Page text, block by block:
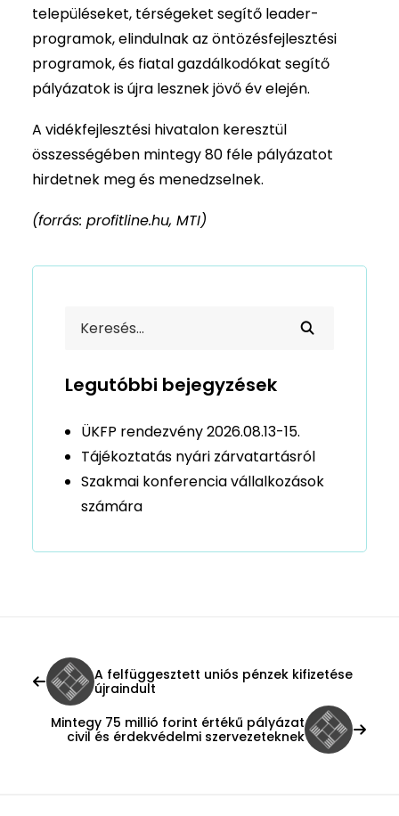
településeket, térségeket segítő leader-
programok, elindulnak az öntözésfejlesztési
programok, és fiatal gazdálkodókat segítő
pályázatok is újra lesznek jövő év elején.
A vidékfejlesztési hivatalon keresztül
összességében mintegy 80 féle pályázatot
hirdetnek meg és menedzselnek.
(forrás: profitline.hu, MTI)
Legutóbbi bejegyzések
ÜKFP rendezvény 2026.08.13-15.
Tájékoztatás nyári zárvatartásról
Szakmai konferencia vállalkozások
számára
A felfüggesztett uniós pénzek kifizetése
újraindult
Mintegy 75 millió forint értékű pályázat
civil és érdekvédelmi szervezeteknek